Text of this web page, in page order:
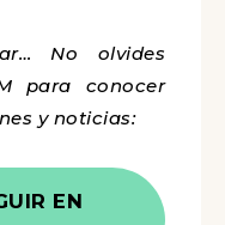
No olvides
para conocer
y noticias:
EN